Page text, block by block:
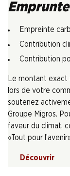
Empreinte
Contribution
Contribution
Le montant exact
lors de votre
soutenez
Groupe Migros.
faveur du climat,
«Tout pour
Découvrir